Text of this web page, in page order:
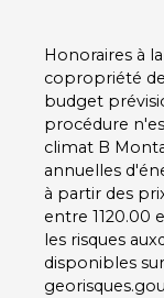
Honoraires à
copropriété
budget
procédure
climat B
annuelles
à partir des
entre 1120.00
les risques
disponibles